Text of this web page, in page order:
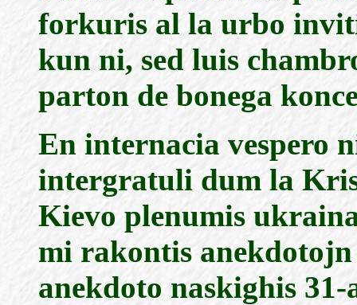
forkuris al la urbo
kun ni, sed luis
parton de bonega
En internacia vespero
intergratuli dum la
Kievo plenumis
mi rakontis
anekdoto naskighis